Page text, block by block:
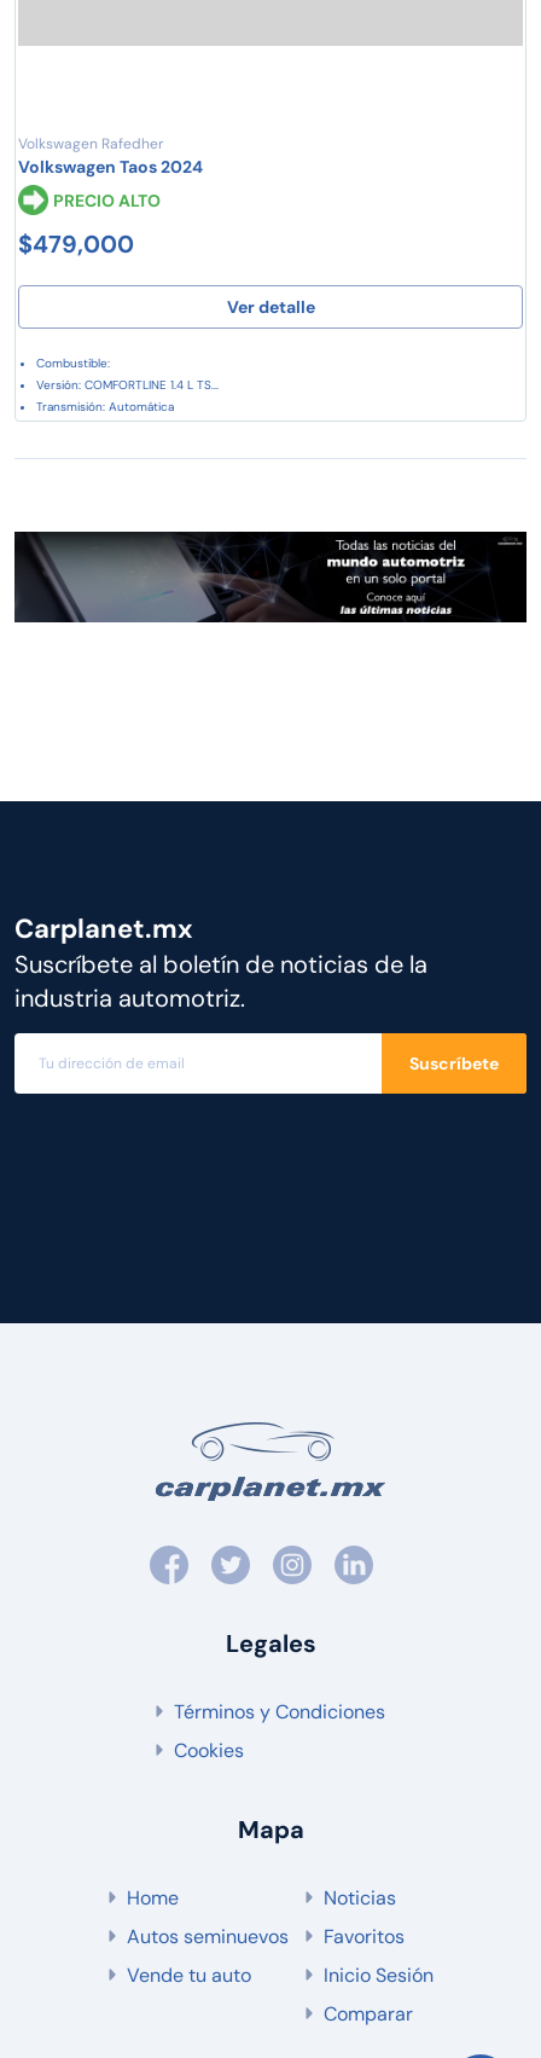
Volkswagen Rafedher
Volkswagen Taos 2024
PRECIO ALTO
$479,000
Ver detalle
Combustible:
Versión: COMFORTLINE 1.4 L TS...
Transmisión: Automática
Carplanet.mx
Suscríbete al boletín de noticias de la
industria automotriz.
Suscríbete
Legales
Términos y Condiciones
Cookies
Mapa
Home
Autos seminuevos
Vende tu auto
Noticias
Favoritos
Inicio Sesión
Comparar